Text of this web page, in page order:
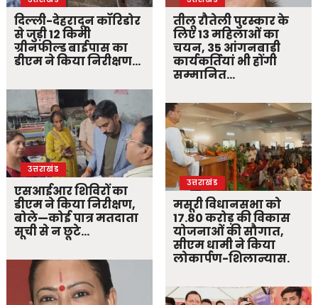
दिल्ली-देहरादून कॉरिडोर
से जुड़ी 12 किमी
ग्रीनफील्ड बाईपास का
डीएम ने किया निरीक्षण…
उत्तराखंड
एसआईआर शिविरों का
डीएम ने किया निरीक्षण,
बोले—कोई पात्र मतदाता
सूची से न छूटे…
तीलू रौतेली पुरस्कार के
लिए 13 महिलाओं का
चयन, 35 आंगनबाड़ी
कार्यकर्तियां भी होंगी
सम्मानित…
उत्तराखंड
मसूरी विधानसभा को
17.80 करोड़ की विकास
योजनाओं की सौगात,
सीएम धामी ने किया
लोकार्पण-शिलान्यास.